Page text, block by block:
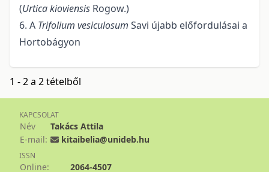
(Urtica kioviensis Rogow.)
6. A Trifolium vesiculosum Savi újabb előfordulásai a
Hortobágyon
1 - 2 a 2 tételből
KAPCSOLAT
Név
Takács Attila
E-mail:
kitaibelia@unideb.hu
ISSN
Online: 2064-4507